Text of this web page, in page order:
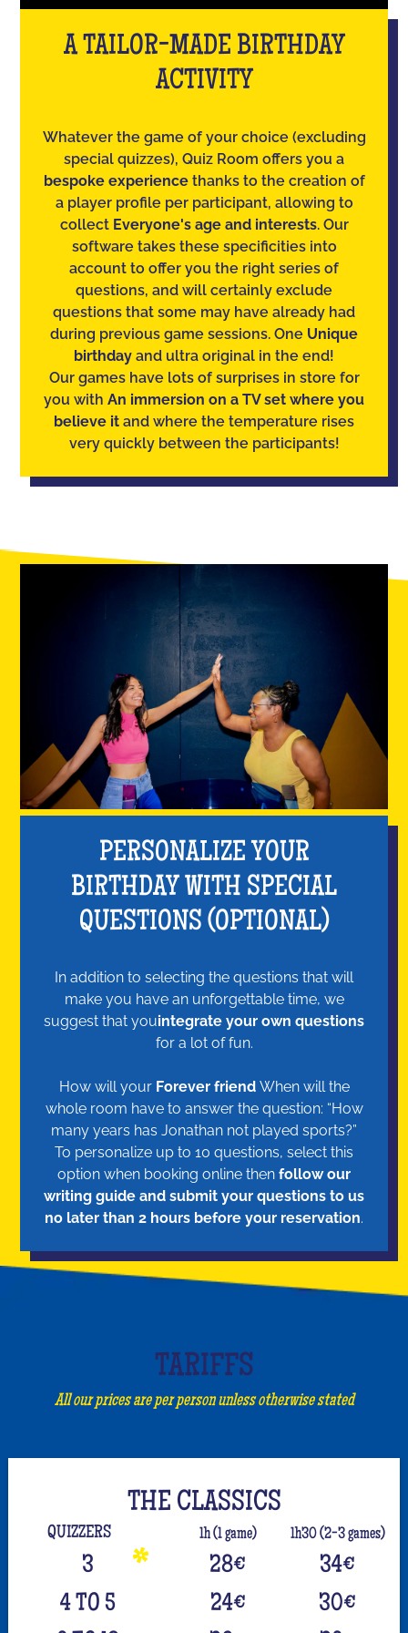
A TAILOR-MADE BIRTHDAY
ACTIVITY
Whatever the game of your choice (excluding
special quizzes), Quiz Room offers you a
bespoke experience thanks to the creation of
a player profile per participant, allowing to
collect Everyone's age and interests. Our
software takes these specificities into
account to offer you the right series of
questions, and will certainly exclude
questions that some may have already had
during previous game sessions. One Unique
birthday and ultra original in the end!
Our games have lots of surprises in store for
you with An immersion on a TV set where you
believe it and where the temperature rises
very quickly between the participants!
PERSONALIZE YOUR
BIRTHDAY WITH SPECIAL
QUESTIONS (OPTIONAL)
In addition to selecting the questions that will
make you have an unforgettable time, we
suggest that youintegrate your own questions
for a lot of fun.
How will your Forever friend When will the
whole room have to answer the question: “How
many years has Jonathan not played sports?”
To personalize up to 10 questions, select this
option when booking online then follow our
writing guide and submit your questions to us
no later than 2 hours before your reservation.
TARIFFS
All our prices are per person unless otherwise stated
THE CLASSICS
QUIZZERS 1h (1 game) 1h30 (2-3 games)
3 28€ 34€
4 TO 5
24€ 30€